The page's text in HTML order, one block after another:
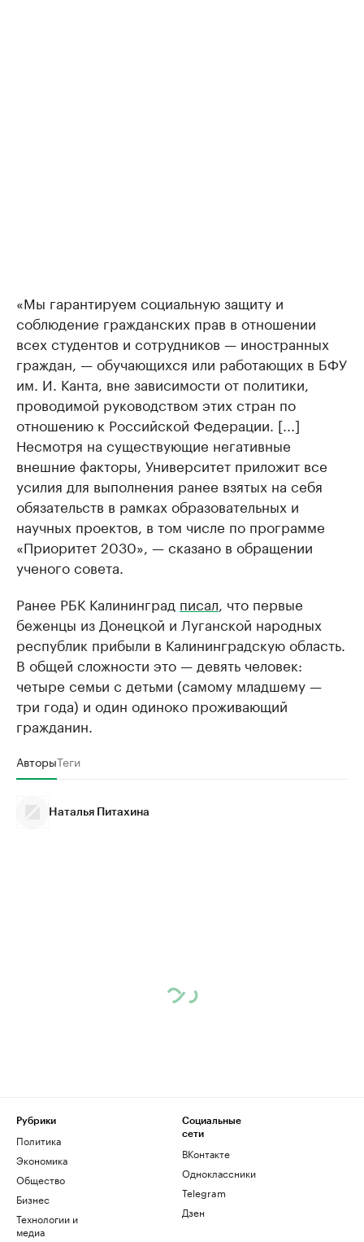
«Мы гарантируем социальную защиту и
соблюдение гражданских прав в отношении
всех студентов и сотрудников — иностранных
граждан, — обучающихся или работающих в БФУ
им. И. Канта, вне зависимости от политики,
проводимой руководством этих стран по
отношению к Российской Федерации. [...]
Несмотря на существующие негативные
внешние факторы, Университет приложит все
усилия для выполнения ранее взятых на себя
обязательств в рамках образовательных и
научных проектов, в том числе по программе
«Приоритет 2030», — сказано в обращении
ученого совета.
Ранее РБК Калининград писал , что первые
беженцы из Донецкой и Луганской народных
республик прибыли в Калининградскую область.
В общей сложности это — девять человек:
четыре семьи с детьми (самому младшему —
три года) и один одиноко проживающий
гражданин.
АвторыТеги
Наталья Питахина
Рубрики
Политика
Экономика
Общество
Бизнес
Технологии и
медиа
Социальные
сети
ВКонтакте
Одноклассники
Telegram
Дзен